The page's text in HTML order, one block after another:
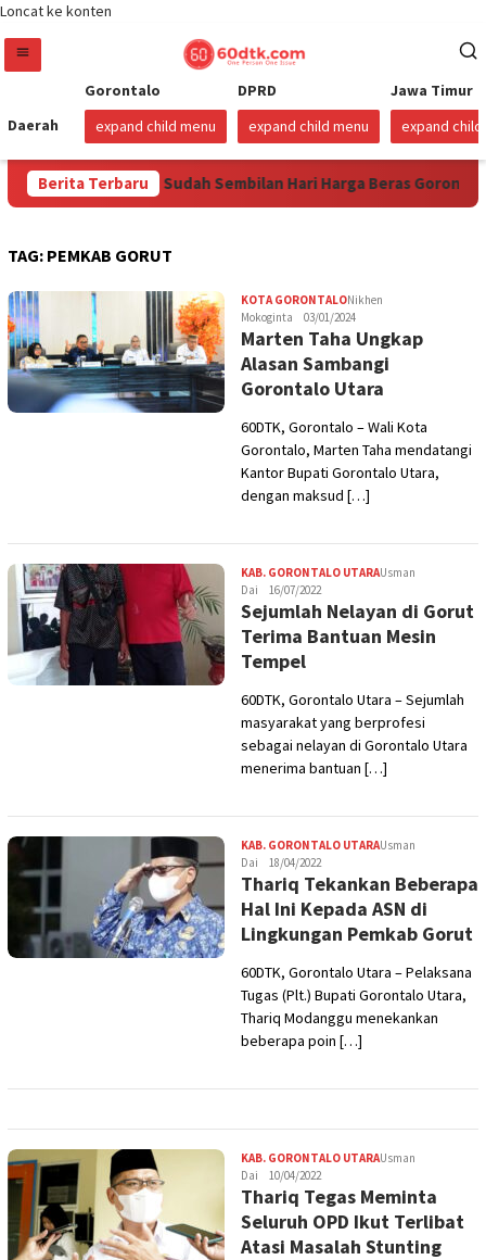
Loncat ke konten
Daerah
Gorontalo
expand child menu
DPRD
expand child menu
Jawa Timur
expand child
Berita TerbaruSudah Sembilan Hari Harga Beras Gorontalo
TAG: PEMKAB GORUT
KOTA GORONTALONikhen
Mokoginta
03/01/2024
Marten Taha Ungkap
Alasan Sambangi
Gorontalo Utara
60DTK, Gorontalo – Wali Kota
Gorontalo, Marten Taha mendatangi
Kantor Bupati Gorontalo Utara,
dengan maksud […]
KAB. GORONTALO UTARAUsman
Dai
16/07/2022
Sejumlah Nelayan di Gorut
Terima Bantuan Mesin
Tempel
60DTK, Gorontalo Utara – Sejumlah
masyarakat yang berprofesi
sebagai nelayan di Gorontalo Utara
menerima bantuan […]
KAB. GORONTALO UTARAUsman
Dai
18/04/2022
Thariq Tekankan Beberapa
Hal Ini Kepada ASN di
Lingkungan Pemkab Gorut
60DTK, Gorontalo Utara – Pelaksana
Tugas (Plt.) Bupati Gorontalo Utara,
Thariq Modanggu menekankan
beberapa poin […]
KAB. GORONTALO UTARAUsman
Dai
10/04/2022
Thariq Tegas Meminta
Seluruh OPD Ikut Terlibat
Atasi Masalah Stunting